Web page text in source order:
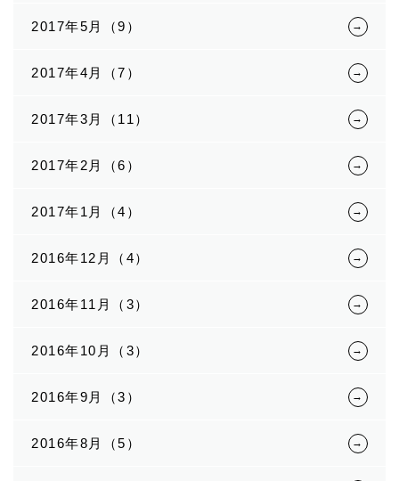
2017年5月（9）
2017年4月（7）
2017年3月（11）
2017年2月（6）
2017年1月（4）
2016年12月（4）
2016年11月（3）
2016年10月（3）
2016年9月（3）
2016年8月（5）